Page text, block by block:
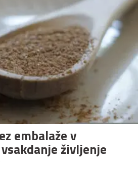
embalaže v
življenje